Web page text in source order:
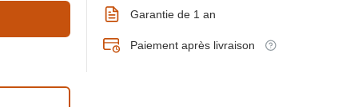
Garantie de 1 an
Paiement après livraison